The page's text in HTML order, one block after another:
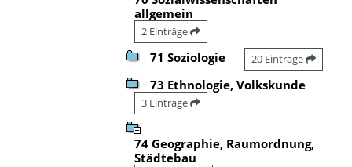
allgemein
2 Einträge
71 Soziologie 20 Einträge
73 Ethnologie, Volkskunde
3 Einträge
74 Geographie, Raumordnung,
Städtebau